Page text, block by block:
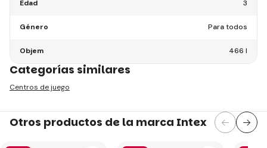
Edad 3
Género Para todos
Objem 466 l
Categorías similares
Centros de juego
Otros productos de la marca Intex